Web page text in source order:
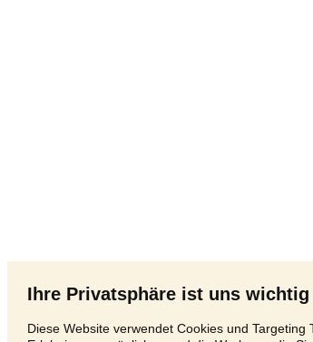
Ihre Privatsphäre ist uns wichtig
Diese Website verwendet Cookies und